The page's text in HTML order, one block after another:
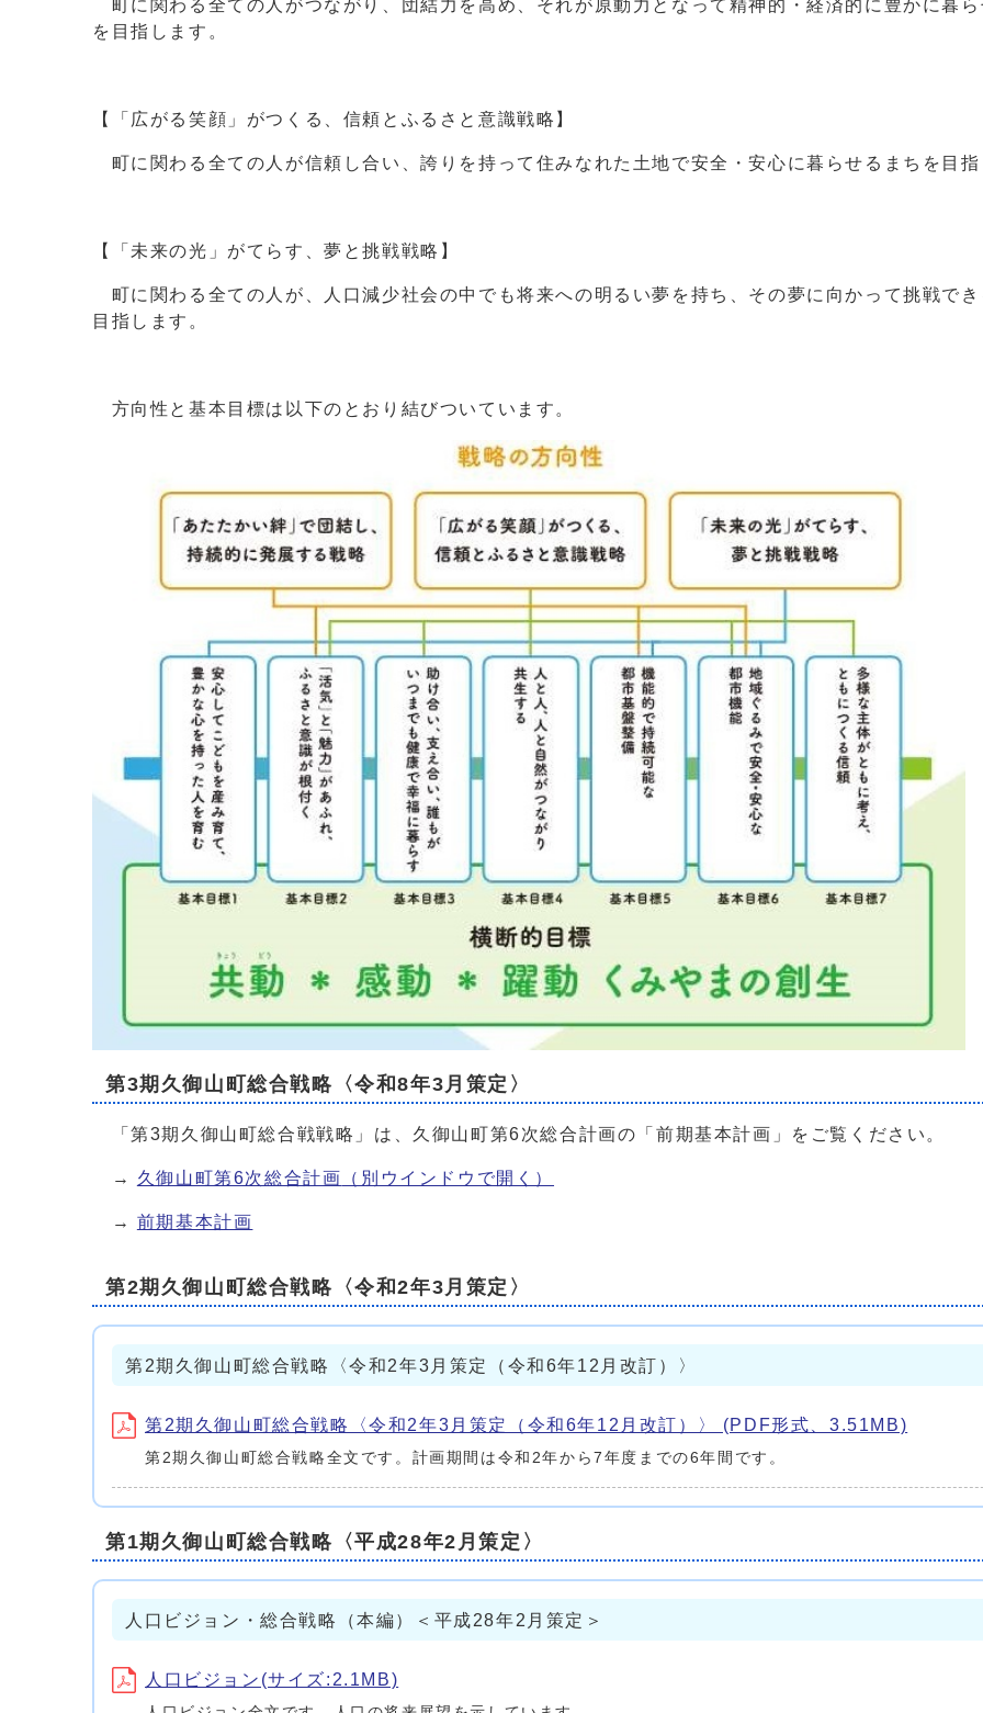
町に関わる全ての人がつながり、団結力を高め、それが原動力となって精神的・経済的に豊かに暮
を目指します。
【「広がる笑顔」がつくる、信頼とふるさと意識戦略】
町に関わる全ての人が信頼し合い、誇りを持って住みなれた土地で安全・安心に暮らせるまちを目
【「未来の光」がてらす、夢と挑戦戦略】
町に関わる全ての人が、人口減少社会の中でも将来への明るい夢を持ち、その夢に向かって挑戦で
目指します。
方向性と基本目標は以下のとおり結びついています。
第3期久御山町総合戦略〈令和8年3月策定〉
「第3期久御山町総合戦戦略」は、久御山町第6次総合計画の「前期基本計画」をご覧ください。
→ 久御山町第6次総合計画 （別ウインドウで開く）
→ 前期基本計画
第2期久御山町総合戦略〈令和2年3月策定〉
第2期久御山町総合戦略〈令和2年3月策定（令和6年12月改訂）〉
第2期久御山町総合戦略〈令和2年3月策定（令和6年12月改訂）〉 (PDF形式、3.51MB)
第2期久御山町総合戦略全文です。計画期間は令和2年から7年度までの6年間です。
第1期久御山町総合戦略〈平成28年2月策定〉
人口ビジョン・総合戦略（本編）＜平成28年2月策定＞
人口ビジョン(サイズ:2.1MB)